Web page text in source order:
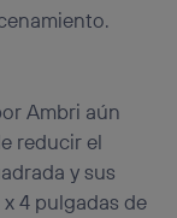
Ambri aún
reducir el
y sus
4 pulgadas de